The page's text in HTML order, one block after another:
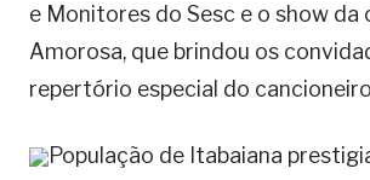
e Monitores do Sesc e o show da
Amorosa, que brindou os
repertório especial do
População de Itabaiana